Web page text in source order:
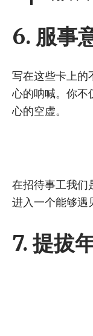
6. 服事
写在这些卡上的
心的呐喊。你不
心的空虚。
在招待事工我们
进入一个能够遇
7.提拔